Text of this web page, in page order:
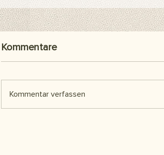
Kommentare
Kommentar verfassen